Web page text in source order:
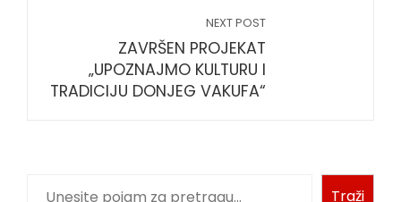
NEXT POST
ZAVRŠEN PROJEKAT
„UPOZNAJMO KULTURU I
TRADICIJU DONJEG VAKUFA“
Traži